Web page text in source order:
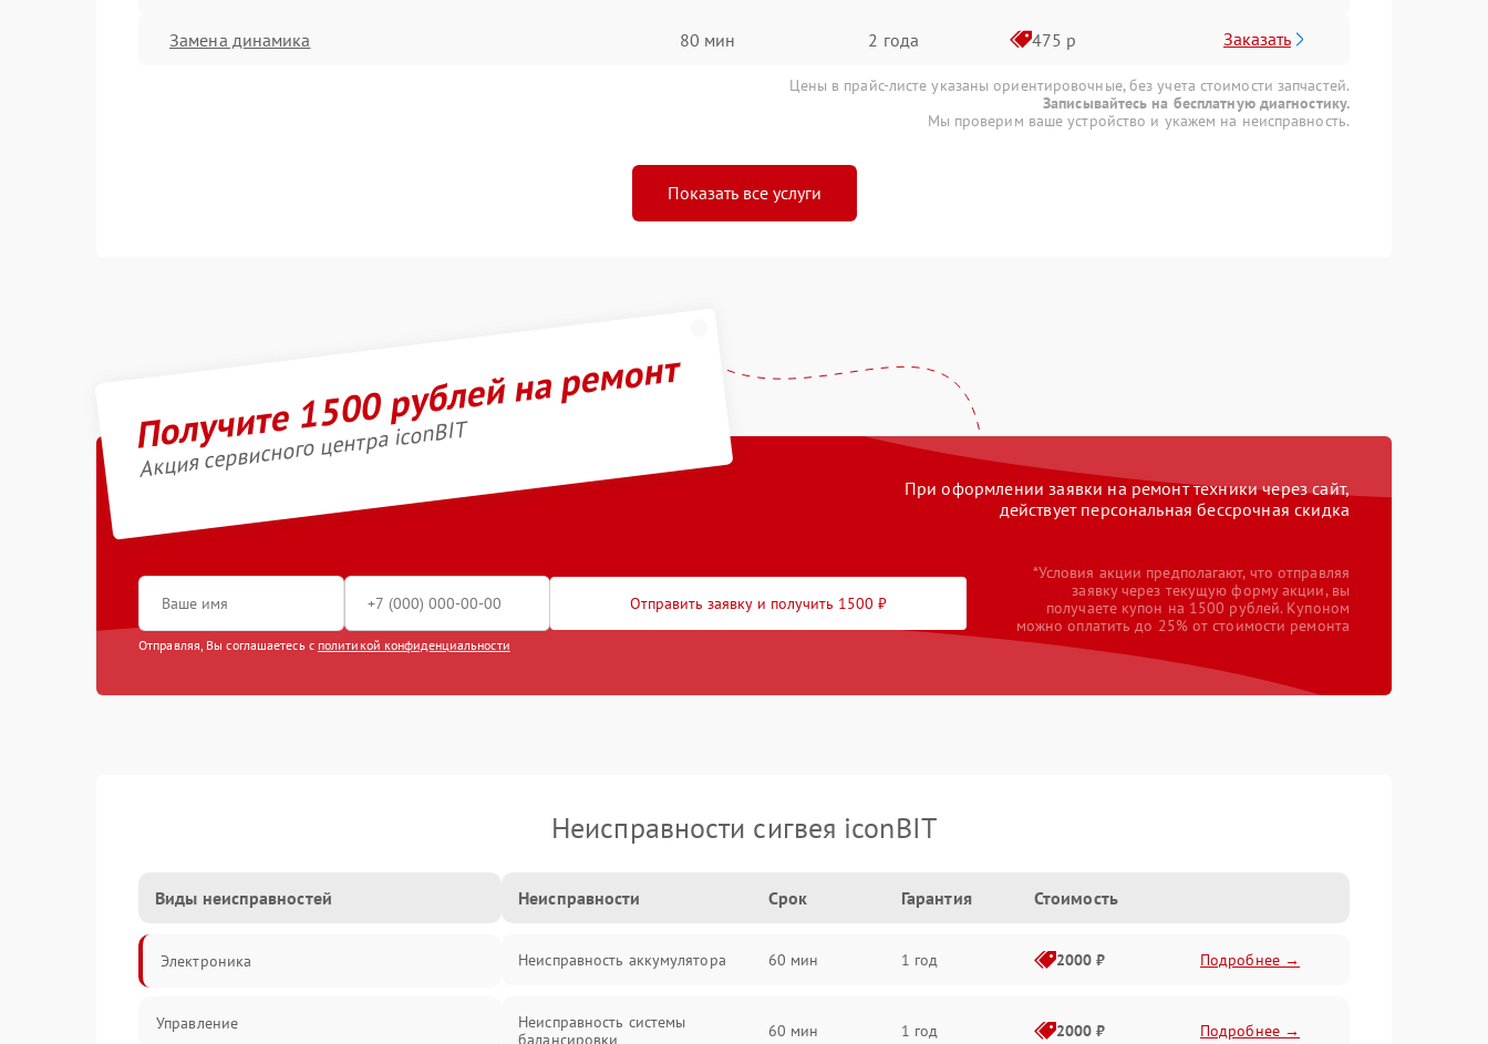
Замена динамика 80 мин 2 года 475 р Заказать
Цены в прайс-листе указаны ориентировочные, без учета стоимости запчастей.
Записывайтесь на бесплатную диагностику.
Мы проверим ваше устройство и укажем на неисправность.
Показать все услуги
Получите 1500 рублей на ремонт
Акция сервисного центра iconBIT
При оформлении заявки на ремонт техники через сайт,
действует персональная бессрочная скидка
Отправить заявку и получить 1500 ₽
Отправляя, Вы соглашаетесь с политикой конфиденциальности
*Условия акции предполагают, что отправляя
заявку через текущую форму акции, вы
получаете купон на 1500 рублей. Купоном
можно оплатить до 25% от стоимости ремонта
Неисправности сигвея iconBIT
Виды неисправностей
Электроника
Управление
Неисправности Срок Гарантия Стоимость
Неисправность аккумулятора 60 мин 1 год 2000 ₽ Подробнее →
Неисправность системы
балансировки
60 мин 1 год 2000 ₽ Подробнее →